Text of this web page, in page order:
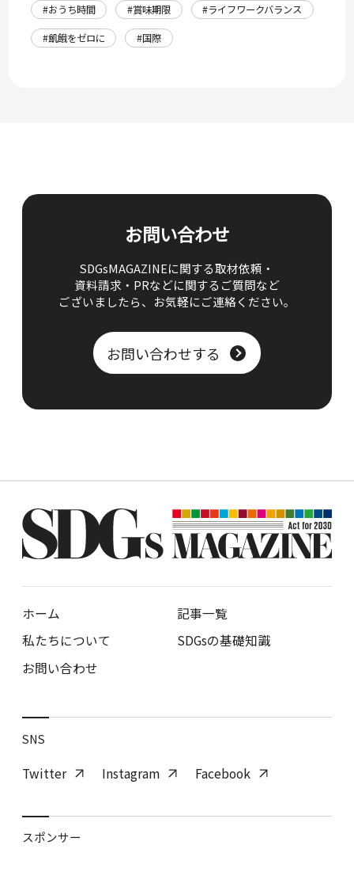
#おうち時間
#賞味期限
#ライフワークバランス
#飢餓をゼロに
#国際
お問い合わせ
SDGsMAGAZINEに関する取材依頼・
資料請求・PRなどに関するご質問など
ございましたら、 お気軽にご連絡ください。
お問い合わせする
ホーム
記事一覧
私たちについて
SDGsの基礎知識
お問い合わせ
SNS
Twitter Instagram Facebook
スポンサー